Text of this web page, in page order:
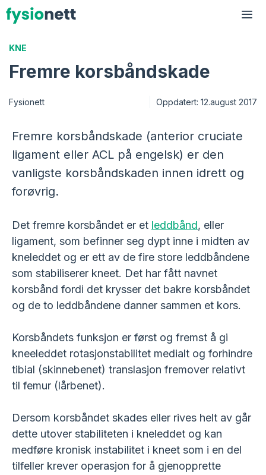
Hopp
til
KNE
Fremre korsbåndskade
Fysionett Oppdatert: 12.august 2017
Fremre korsbåndskade (anterior cruciate
ligament eller ACL på engelsk) er den
vanligste korsbåndskaden innen idrett og
forøvrig.
Det fremre korsbåndet er et leddbånd, eller
ligament, som befinner seg dypt inne i midten av
kneleddet og er ett av de fire store leddbåndene
som stabiliserer kneet. Det har fått navnet
korsbånd fordi det krysser det bakre korsbåndet
og de to leddbåndene danner sammen et kors.
Korsbåndets funksjon er først og fremst å gi
kneeleddet rotasjonstabilitet medialt og forhindre
tibial (skinnebenet) translasjon fremover relativt
til femur (lårbenet).
Dersom korsbåndet skades eller rives helt av går
dette utover stabiliteten i kneleddet og kan
medføre kronisk instabilitet i kneet som i en del
tilfeller krever operasjon for å gjenopprette